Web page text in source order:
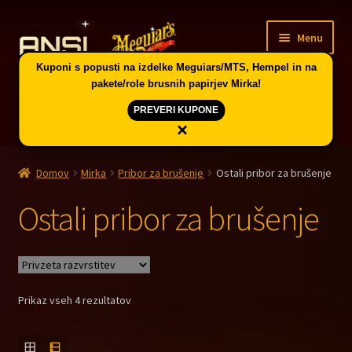
to
navigation
to
content
Menu
Domov
Expand
menu
Ponudba v Celju
Expand
Meguiar’s avtokozmetika
Domov Mirka Pribor za brušenje Ostali pribor za brušenje
Ostali pribor za brušenje
Prikaz vseh 4 rezultatov
Kuponi s popusti na izdelke Meguiars/MTS, Hempel in na
pakete/role brusnih papirjev Mirka!
PREVERI KUPONE
×